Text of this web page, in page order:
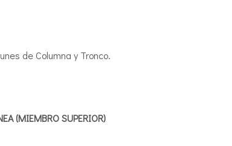
de Columna y Tronco.
(MIEMBRO SUPERIOR)